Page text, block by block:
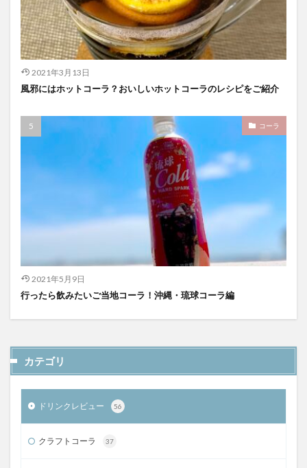
2021年3月13日
風邪にはホットコーラ？おいしいホットコーラのレシピをご紹介
コーラ
2021年5月9日
行ったら飲みたいご当地コーラ！沖縄・琉球コーラ編
カテゴリ
ドリンクレビュー 56
クラフトコーラ 37